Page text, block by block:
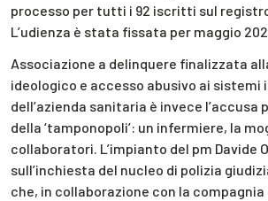
processo per tutti i 92 iscritti sul
L’udienza è stata fissata per maggio
Associazione a delinquere finalizzata
ideologico e accesso abusivo ai
dell’azienda sanitaria è invece l’accusa
della ‘tamponopoli’: un infermiere, la
collaboratori. L’impianto del pm Davide
sull’inchiesta del nucleo di polizia
che, in collaborazione con la compagnia